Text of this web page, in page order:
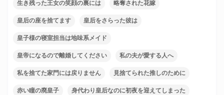
生き残った王女の笑顔の裏には 略奪された花嫁
皇后の座を捨てます 皇后をさらった彼は
皇子様の寝室担当は地味系メイド
皇帝になるので離婚してください 私の夫が愛する人へ
私を捨てた家門には戻りません 見捨てられた推しのために
赤い瞳の廃皇子 身代わり皇后なのに初夜を迎えてしまった